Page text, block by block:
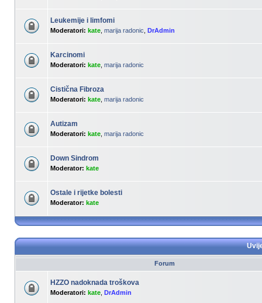
Leukemije i limfomi
Moderatori: kate marija radonic DrAdmin
Karcinomi
Moderatori: kate marija radonic
Cistična Fibroza
Moderatori: kate marija radonic
Autizam
Moderatori: kate marija radonic
Down Sindrom
Moderator: kate
Ostale i rijetke bolesti
Moderator: kate
Forum
HZZO nadoknada troškova
Moderatori: kate DrAdmin